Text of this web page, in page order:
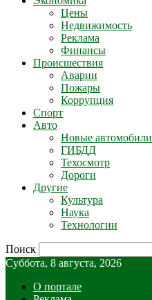
Цены
Недвижимость
Реклама
Финансы
Происшествия
Аварии
Пожары
Коррупция
Спорт
Авто
Новые автомобили
ГИБДД
Техосмотр
Дороги
Другие
Культура
Наука
Технологии
Поиск
Суббота, 8 августа, 2026
О портале